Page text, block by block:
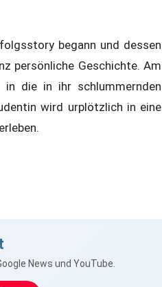
begann und dessen
persönliche Geschichte. Am
in die in ihr schlummernden
wird urplötzlich in eine
News und YouTube.